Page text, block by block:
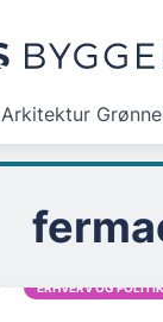
Arkitektur
ERHVERV OG POLITIK